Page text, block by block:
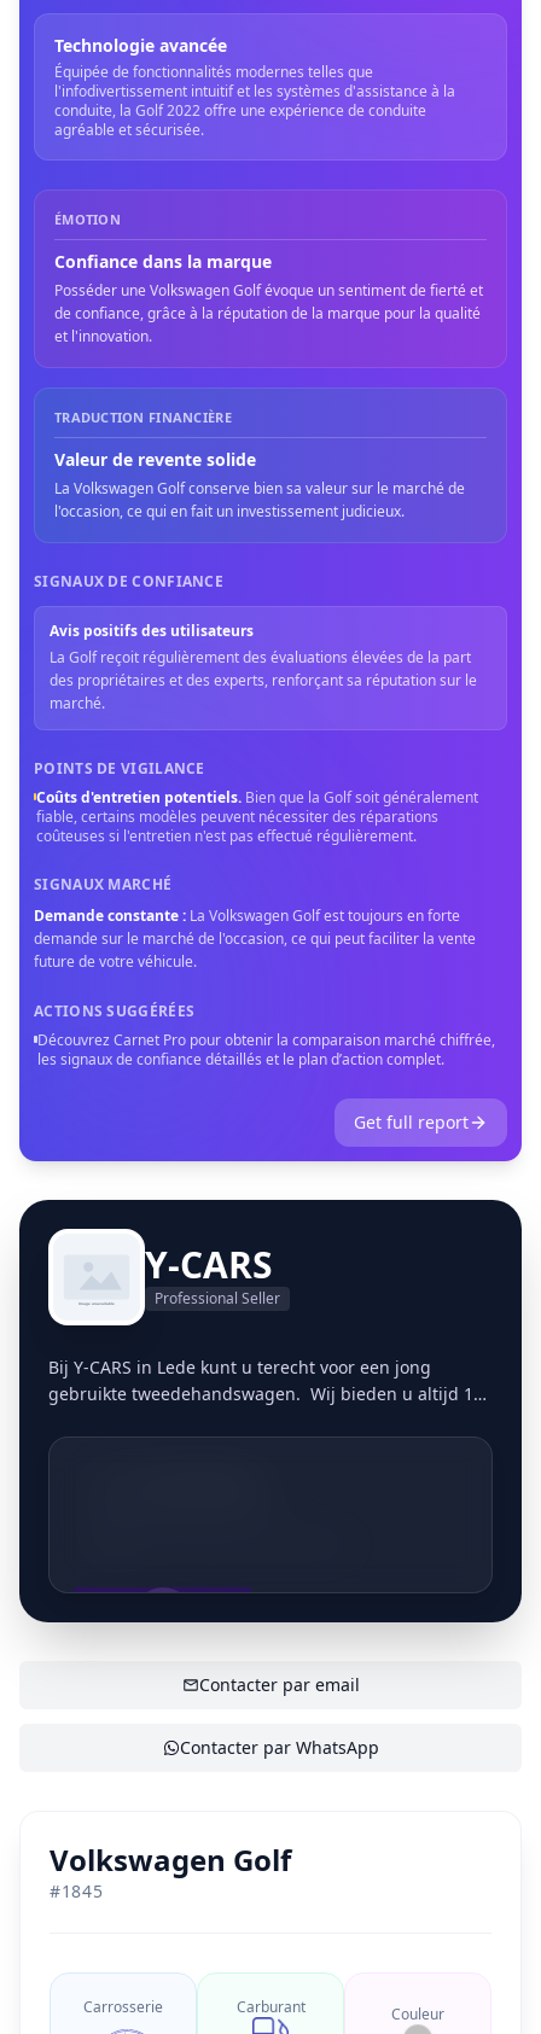
Technologie avancée
Équipée de fonctionnalités modernes telles que
l'infodivertissement intuitif et les systèmes d'assistance à la
conduite, la Golf 2022 offre une expérience de conduite
agréable et sécurisée.
ÉMOTION
Confiance dans la marque
Posséder une Volkswagen Golf évoque un sentiment de fierté et
de confiance, grâce à la réputation de la marque pour la qualité
et l'innovation.
TRADUCTION FINANCIÈRE
Valeur de revente solide
La Volkswagen Golf conserve bien sa valeur sur le marché de
l'occasion, ce qui en fait un investissement judicieux.
SIGNAUX DE CONFIANCE
Avis positifs des utilisateurs
La Golf reçoit régulièrement des évaluations élevées de la part
des propriétaires et des experts, renforçant sa réputation sur le
marché.
POINTS DE VIGILANCE
Coûts d'entretien potentiels. Bien que la Golf soit généralement
fiable, certains modèles peuvent nécessiter des réparations
coûteuses si l'entretien n'est pas effectué régulièrement.
SIGNAUX MARCHÉ
Demande constante: La Volkswagen Golf est toujours en forte
demande sur le marché de l'occasion, ce qui peut faciliter la vente
future de votre véhicule.
ACTIONS SUGGÉRÉES
Découvrez Carnet Pro pour obtenir la comparaison marché chiffrée,
les signaux de confiance détaillés et le plan d’action complet.
Get full report
Y-CARS
Professional Seller
Bij Y-CARS in Lede kunt u terecht voor een jong
gebruikte tweedehandswagen. Wij bieden u altijd 1
ons op kwaliteit gecontroleerd, zodat we zeker zijn dat
Contacter par email
Contacter par WhatsApp
Volkswagen Golf
#1845
Carrosserie Carburant Couleur